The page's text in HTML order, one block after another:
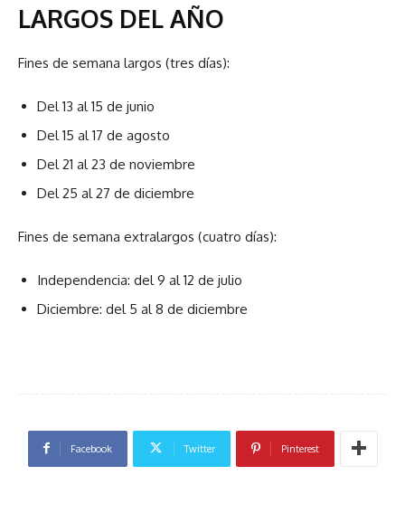
LARGOS DEL AÑO
Fines de semana largos (tres días):
Del 13 al 15 de junio
Del 15 al 17 de agosto
Del 21 al 23 de noviembre
Del 25 al 27 de diciembre
Fines de semana extralargos (cuatro días):
Independencia: del 9 al 12 de julio
Diciembre: del 5 al 8 de diciembre
Facebook Twitter Pinterest